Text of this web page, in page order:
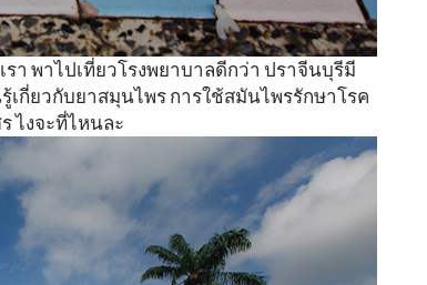
า พาไปเที่ยวโรงพยาบาลดีกว่า ปราจีนบุรีมี
เกี่ยวกับยาสมุนไพร การใช้สมันไพรรักษาโรค
ไงจะที่ไหนละ